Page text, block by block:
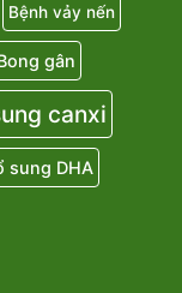
Bệnh vảy nến
gân
canxi
sung DHA